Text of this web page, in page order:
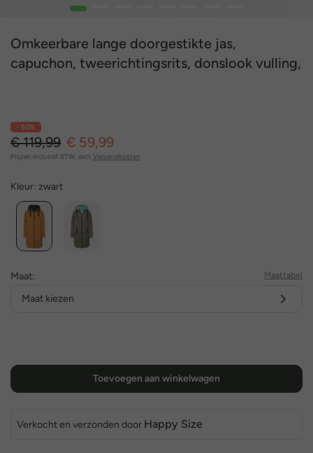
1
Omkeerbare lange doorgestikte jas,
capuchon, tweerichtingsrits, donslook vulling,
- 50%
€ 119,99 € 59,99
Prijzen inclusief BTW, excl. Verzendkosten
Kleur: zwart
Maat: Maattabel
Maat kiezen
Toevoegen aan winkelwagen
Verkocht en verzonden door Happy Size